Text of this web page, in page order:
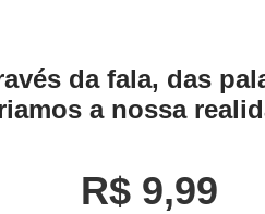
da fala, das
a nossa
R$9,99